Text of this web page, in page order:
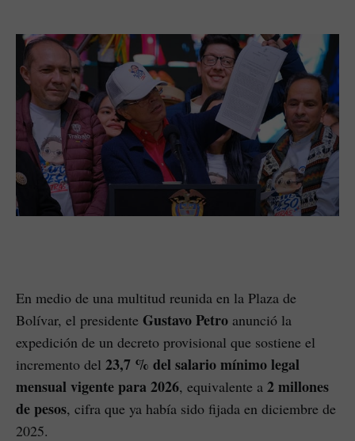
En medio de una multitud reunida en la Plaza de
Bolívar, el presidente Gustavo Petro anunció la
expedición de un decreto provisional que sostiene el
incremento del 23,7 % del salario mínimo legal
mensual vigente para 2026, equivalente a 2 millones
de pesos, cifra que ya había sido fijada en diciembre de
2025.